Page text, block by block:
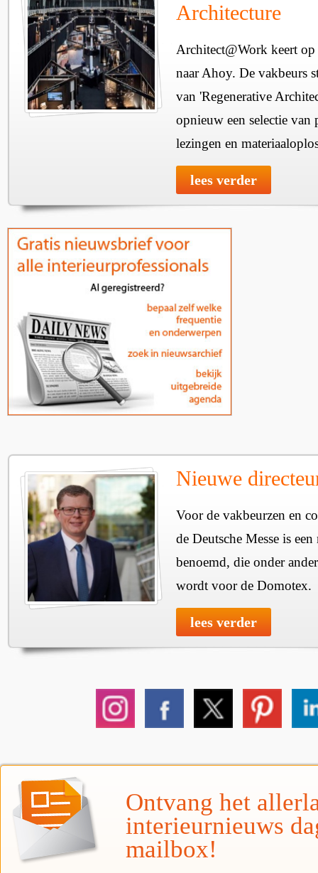
Architecture
Architect@Work keert
naar Ahoy. De vakbeurs
van 'Regenerative
opnieuw een selectie van
lezingen en
lees verder
Nieuwe
Voor de vakbeurzen en
de Deutsche Messe is
benoemd, die onder
wordt voor de Domotex.
lees verder
Ontvang het
interieurnieuws
mailbox!